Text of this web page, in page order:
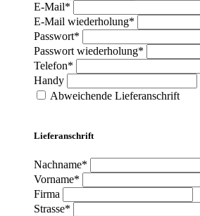
E-Mail*
E-Mail wiederholung*
Passwort*
Passwort wiederholung*
Telefon*
Handy
Abweichende Lieferanschrift
Lieferanschrift
Nachname*
Vorname*
Firma
Strasse*